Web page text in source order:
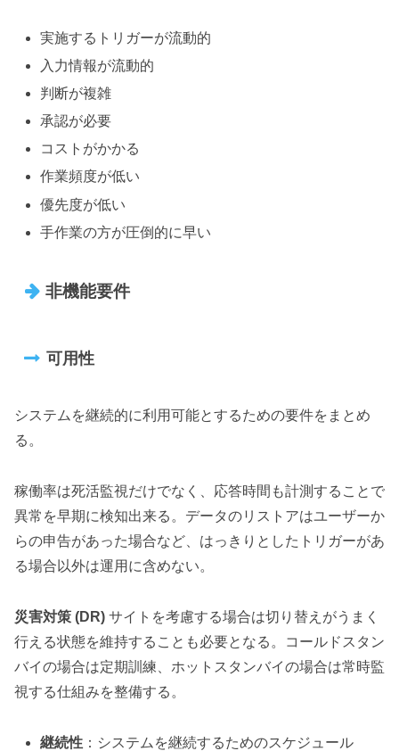
実施するトリガーが流動的
入力情報が流動的
判断が複雑
承認が必要
コストがかかる
作業頻度が低い
優先度が低い
手作業の方が圧倒的に早い
非機能要件
可用性
システムを継続的に利用可能とするための要件をまとめ
る。
稼働率は死活監視だけでなく、応答時間も計測することで
異常を早期に検知出来る。データのリストアはユーザーか
らの申告があった場合など、はっきりとしたトリガーがあ
る場合以外は運用に含めない。
災害対策 (DR) サイトを考慮する場合は切り替えがうまく
行える状態を維持することも必要となる。コールドスタン
バイの場合は定期訓練、ホットスタンバイの場合は常時監
視する仕組みを整備する。
継続性 ：システムを継続するためのスケジュール